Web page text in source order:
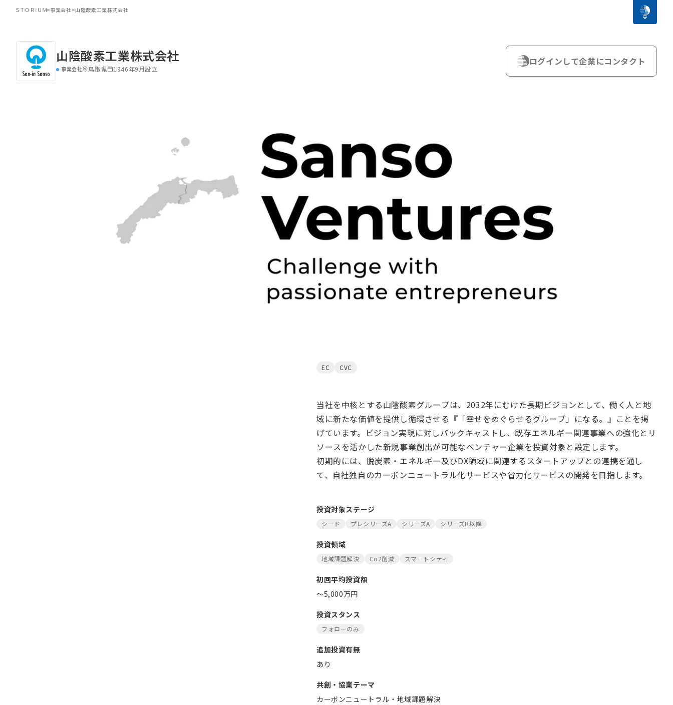
>事業会社>山陰酸素工業株式会社
山陰酸素工業株式会社
事業会社 鳥取県 1946年9月設立
ログインして企業にコンタクト
EC CVC
当社を中核とする山陰酸素グループは、2032年にむけた長期ビジョンとして、働く人と地
域に新たな価値を提供し循環させる『「幸せをめぐらせるグループ」になる。』ことを掲
げています。ビジョン実現に対しバックキャストし、既存エネルギー関連事業への強化とリ
ソースを活かした新規事業創出が可能なベンチャー企業を投資対象と設定します。
初期的には、脱炭素・エネルギー及びDX領域に関連するスタートアップとの連携を通し
て、自社独自のカーボンニュートラル化サービスや省力化サービスの開発を目指します。
投資対象ステージ
シード プレシリーズA シリーズA シリーズB以降
投資領域
地域課題解決 Co2削減 スマートシティ
初回平均投資額
〜5,000万円
投資スタンス
フォローのみ
追加投資有無
あり
共創・協業テーマ
カーボンニュートラル・地域課題解決